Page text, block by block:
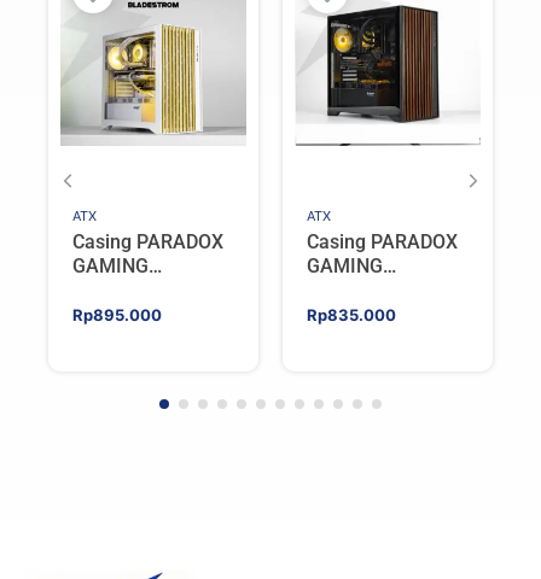
ATX
Casing PARADOX
GAMING
Aesthetic PC Case
Rp895.000
ATX
Casing PARADOX
GAMING
Aesthetic PC Case
Rp835.000